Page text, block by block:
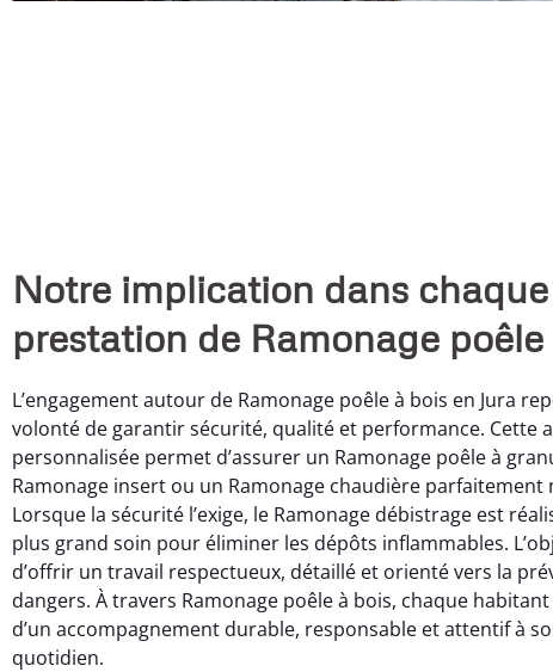
Notre implication dans chaque
prestation de Ramonage poêle
L’engagement autour de Ramonage poêle à bois en Jura
volonté de garantir sécurité, qualité et performance. Cette
personnalisée permet d’assurer un Ramonage poêle à
Ramonage insert ou un Ramonage chaudière parfaitement
Lorsque la sécurité l’exige, le Ramonage débistrage est
plus grand soin pour éliminer les dépôts inflammables.
d’offrir un travail respectueux, détaillé et orienté vers la
dangers. À travers Ramonage poêle à bois, chaque
d’un accompagnement durable, responsable et attentif à
quotidien.